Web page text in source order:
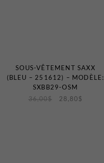
SOUS-VÊTEMENT SAXX
(BLEU – 251612) – MODÈLE:
SXBB29-OSM
36,00$ 28,80 $